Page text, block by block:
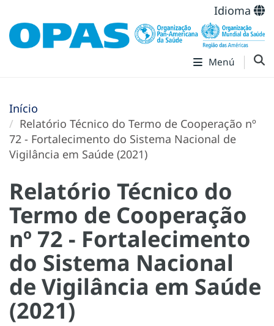
Idioma
Menú
Início
Relatório Técnico do Termo de Cooperação nº
72 - Fortalecimento do Sistema Nacional de
Vigilância em Saúde (2021)
Relatório Técnico do
Termo de Cooperação
nº 72 - Fortalecimento
do Sistema Nacional
de Vigilância em Saúde
(2021)